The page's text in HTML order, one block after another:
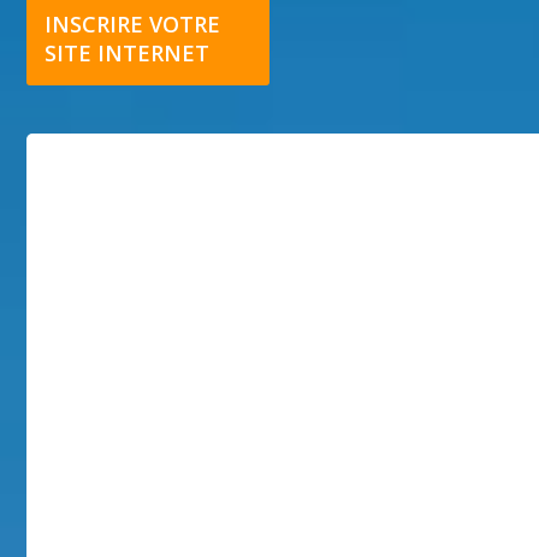
INSCRIRE VOTRE
SITE INTERNET